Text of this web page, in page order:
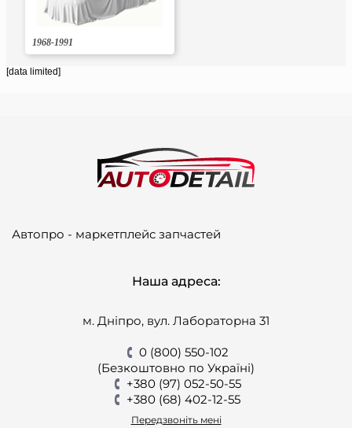
1968-1991
[data limited]
Автопро - маркетплейс запчастей
Наша адреса:
м. Дніпро, вул. Лабораторна 31
0 (800) 550-102
(Безкоштовно по Україні)
+380 (97) 052-50-55
+380 (68) 402-12-55
Передзвоніть мені